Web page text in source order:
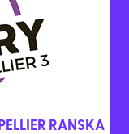
RANSKA